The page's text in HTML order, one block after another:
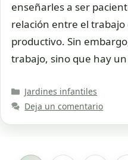
enseñarles a ser
relación entre el
productivo. Sin
trabajo, sino que hay
Categorías
Jardines infantiles
Deja un comentario